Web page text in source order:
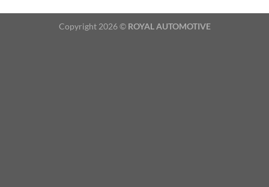
Copyright 2026 © ROYAL AUTOMOTIVE